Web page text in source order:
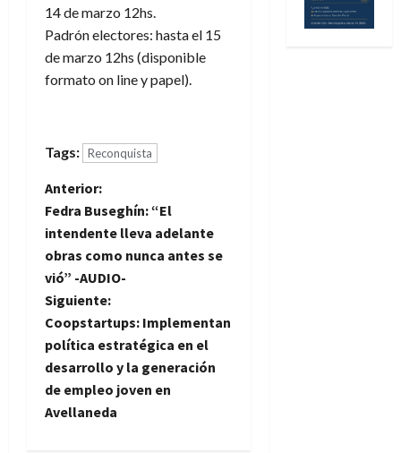
14 de marzo 12hs.
Padrón electores: hasta el 15
de marzo 12hs (disponible
formato on line y papel).
Tags: Reconquista
N
a
v
e
g
a
c
Anterior:
Fedra Buseghín: “El
intendente lleva adelante
obras como nunca antes se
vió” -AUDIO-
Siguiente:
Coopstartups: Implementan
política estratégica en el
desarrollo y la generación
de empleo joven en
Avellaneda